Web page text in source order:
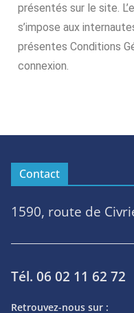
présentés sur le site.
s’impose aux
présentes Conditions
connexion.
Contact
1590, route de
Tél. 06 02 11 62 72
Retrouvez-nous sur :